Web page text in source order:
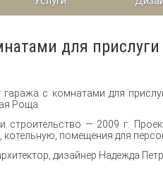
для прислуги
гаража с комнатами для
Роща.
строительство — 2009 г.
котельную, помещения для
дизайнер Надежда